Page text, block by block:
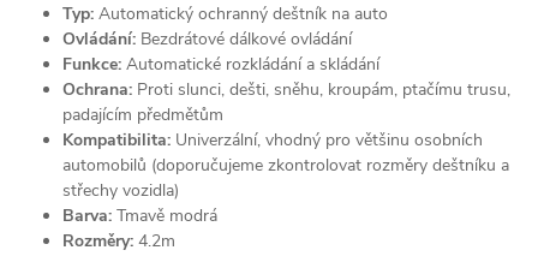
Typ: Automatický ochranný deštník na auto
Ovládání: Bezdrátové dálkové ovládání
Funkce: Automatické rozkládání a skládání
Ochrana: Proti slunci, dešti, sněhu, kroupám, ptačímu trusu,
padajícím předmětům
Kompatibilita: Univerzální, vhodný pro většinu osobních
automobilů (doporučujeme zkontrolovat rozměry deštníku a
střechy vozidla)
Barva: Tmavě modrá
Rozměry: 4.2m